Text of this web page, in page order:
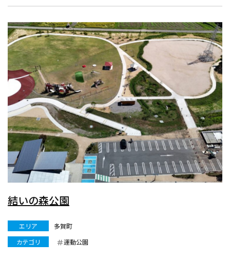
結いの森公園
エリア
多賀町
カテゴリ
運動公園